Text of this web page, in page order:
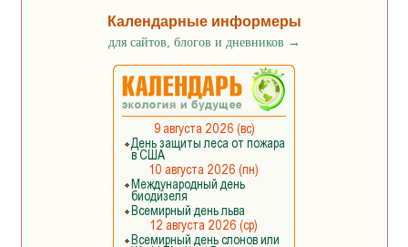
Календарные информеры
для сайтов, блогов и дневников →